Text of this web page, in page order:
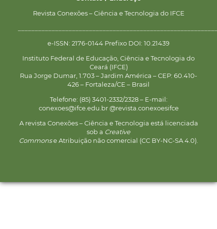
Revista Conexões – Ciência e Tecnologia do IFCE
e-ISSN: 2176-0144 Prefixo DOI: 10.21439
Instituto Federal de Educação, Ciência e Tecnologia do
Ceará (IFCE)
Rua Jorge Dumar, 1.703 – Jardim América – CEP: 60.410-
426 – Fortaleza/CE – Brasil
Telefone: (85) 3401-2332/2328 – E-mail:
conexoes@ifce.edu.br @revista.conexoesifce
A revista Conexões – Ciência e Tecnologia está licenciada
sob a Creative
Commonse Atribuição não comercial (CC BY-NC-SA 4.0).